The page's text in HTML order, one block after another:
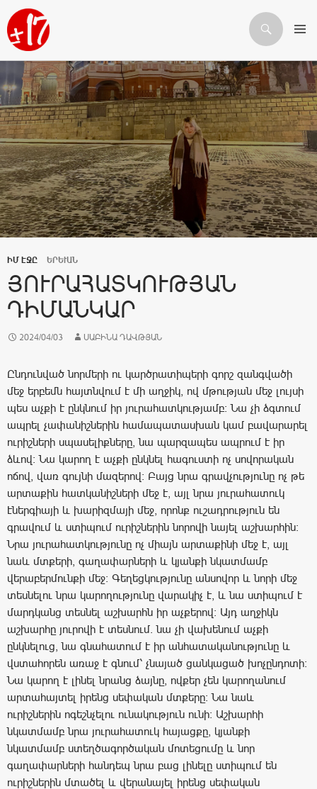
Որոնում
ԱՆՑՆԵԼ ԲՈՎԱՆԴԱԿՈՒԹՅԱՆԸ
ԻՄ ԷՋԸ ԵՐԵՒԱՆ
ՅՈՒՐԱՀԱՏԿՈՒԹՅԱՆ
ԴԻՄԱՆԿԱՐ
2024/04/03 ՍԱԲԻՆԱ ԴԱՎԹՅԱՆ
Ընդունված նորմերի ու կարծրատիպերի գորշ զանգվածի
մեջ երբեմն հայտնվում է մի աղջիկ, ով մթության մեջ լույսի
պես աչքի է ընկնում իր յուրահատկությամբ։ Նա չի ձգտում
ապրել չափանիշներին համապատասխան կամ բավարարել
ուրիշների սպասելիքները, նա պարզապես ապրում է իր
ձևով: Նա կարող է աչքի ընկնել հագուստի ոչ սովորական
ոճով, վառ գույնի մազերով: Բայց նրա գրավչությունը ոչ թե
արտաքին հատկանիշների մեջ է, այլ նրա յուրահատուկ
էներգիայի և խարիզմայի մեջ, որոնք ուշադրություն են
գրավում և ստիպում ուրիշներին նորովի նայել աշխարհին:
Նրա յուրահատկությունը ոչ միայն արտաքինի մեջ է, այլ
նաև մտքերի, գաղափարների և կյանքի նկատմամբ
վերաբերմունքի մեջ։ Գեղեցկությունը անսովոր և նորի մեջ
տեսնելու նրա կարողությունը վարակիչ է, և նա ստիպում է
մարդկանց տեսնել աշխարհն իր աչքերով: Այդ աղջիկն
աշխարհը յուրովի է տեսնում. նա չի վախենում աչքի
ընկնելուց, նա գնահատում է իր անհատականությունը և
վստահորեն առաջ է գնում՝ չնայած ցանկացած խոչընդոտի։
Նա կարող է լինել նրանց ձայնը, ովքեր չեն կարողանում
արտահայտել իրենց սեփական մտքերը: Նա նաև
ուրիշներին ոգեշնչելու ունակություն ունի: Աշխարհի
նկատմամբ նրա յուրահատուկ հայացքը, կյանքի
նկատմամբ ստեղծագործական մոտեցումը և նոր
գաղափարների հանդեպ նրա բաց լինելը ստիպում են
ուրիշներին մտածել և վերանայել իրենց սեփական